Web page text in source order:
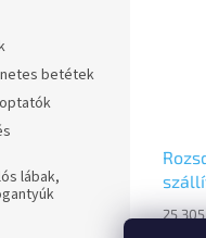
betétek
lábak,
25